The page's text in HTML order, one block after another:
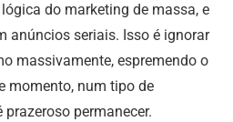
do marketing de massa, e
anúncios seriais. Isso é ignorar
massivamente, espremendo o
momento, num tipo de
permanecer.